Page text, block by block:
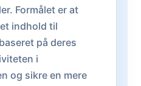
Formålet er at
indhold til
på deres
i
og sikre en mere